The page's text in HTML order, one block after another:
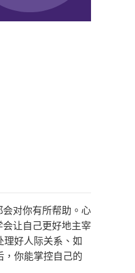
对你有所帮助。心
让自己更好地主宰
理好人际关系、如
，你能掌控自己的